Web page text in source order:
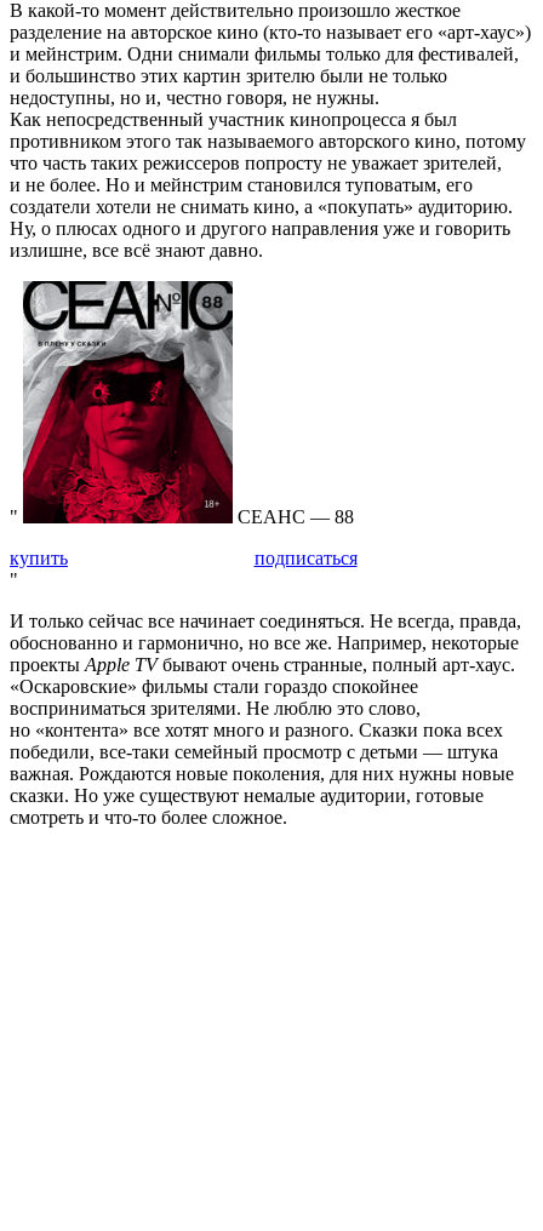
В какой-то момент действительно произошло жесткое
разделение на авторское кино (кто-то называет его «арт-хаус»)
и мейнстрим. Одни снимали фильмы только для фестивалей,
и большинство этих картин зрителю были не только
недоступны, но и, честно говоря, не нужны.
Как непосредственный участник кинопроцесса я был
противником этого так называемого авторского кино, потому
что часть таких режиссеров попросту не уважает зрителей,
и не более. Но и мейнстрим становился туповатым, его
создатели хотели не снимать кино, а «покупать» аудиторию.
Ну, о плюсах одного и другого направления уже и говорить
излишне, все всё знают давно.
СЕАНС — 88
купить
подписаться
И только сейчас все начинает соединяться. Не всегда, правда,
обоснованно и гармонично, но все же. Например, некоторые
проекты Apple TVбывают очень странные, полный арт-хаус.
«Оскаровские» фильмы стали гораздо спокойнее
восприниматься зрителями. Не люблю это слово,
но «контента» все хотят много и разного. Сказки пока всех
победили, все-таки семейный просмотр с детьми — штука
важная. Рождаются новые поколения, для них нужны новые
сказки. Но уже существуют немалые аудитории, готовые
смотреть и что-то более сложное.